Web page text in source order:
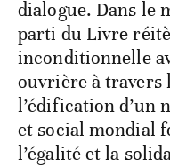
dialogue. Dans le
parti du Livre
inconditionnelle
ouvrière à travers
l’édification d’un
et social mondial
l’égalité et la